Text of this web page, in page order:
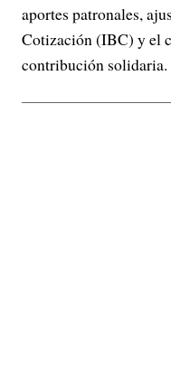
aportes patronales,
Cotización (IBC) y el
contribución solidaria.